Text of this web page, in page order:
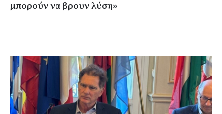
μπορούν να βρουν λύση»